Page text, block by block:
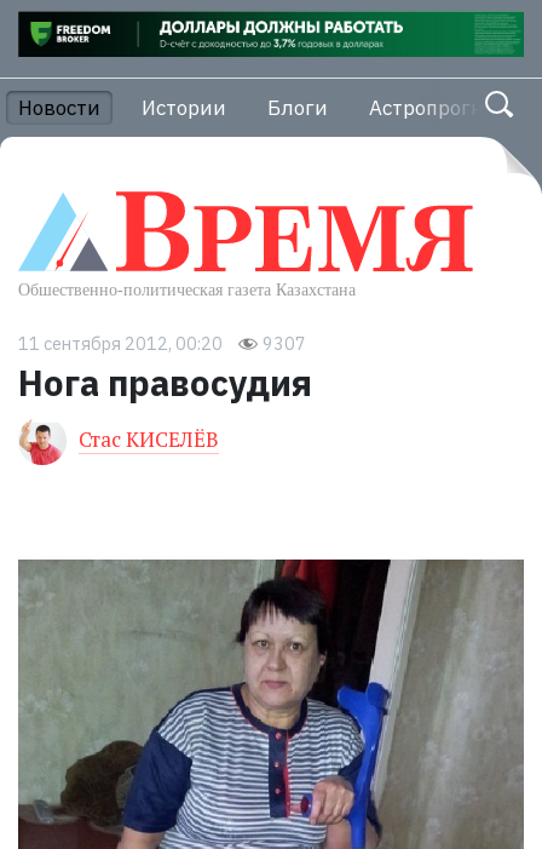
Новости Истории Блоги Астропрогноз
11 сентября 2012, 00:20 9307
Нога правосудия
Стас КИСЕЛЁВ